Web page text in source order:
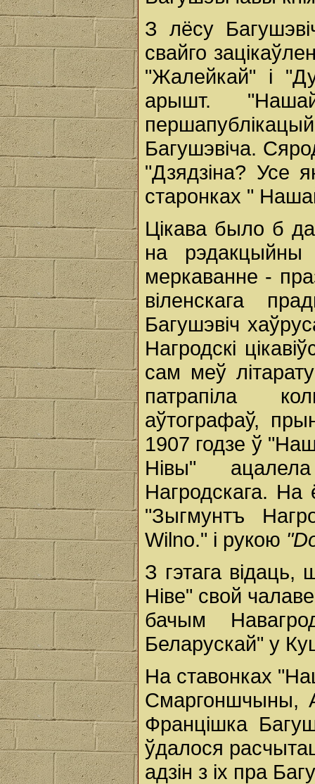
З лёсу
свайго
"Жалейкай" і
арышт.
Багушэвіча.
"Дзядзіна? Усе
старонках "
Цікава было б
на
меркаванне -
віленскага
Багушэвіч
Нагродскі
сам меў
патрапіла
аўтографаў,
1907 годзе ў
Нівы"
Нагродскага.
"Зыгмунтъ
Wilno." і рукою
З гэтага
Ніве" свой
бачым
Беларускай" у
На ставонках
Смаргоншчыны,
Францішка
ўдалося
адзін з іх пра